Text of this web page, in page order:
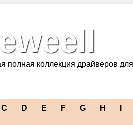
полная коллекция драйверов
C D E F G H